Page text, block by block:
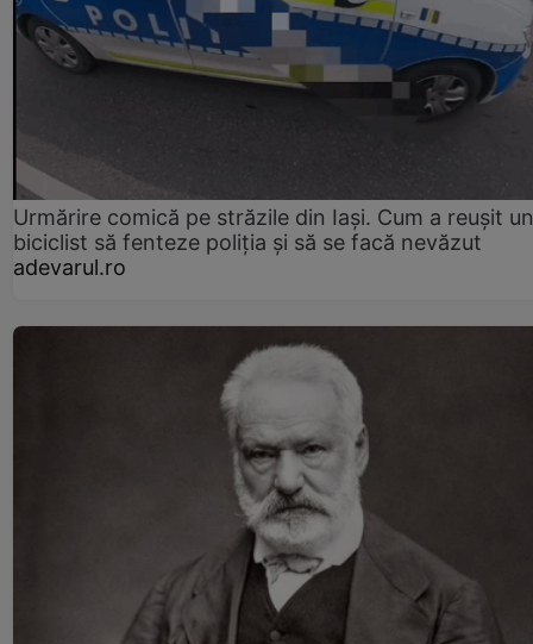
Urmărire comică pe străzile din Iași. Cum a reușit un
biciclist să fenteze poliția și să se facă nevăzut
adevarul.ro